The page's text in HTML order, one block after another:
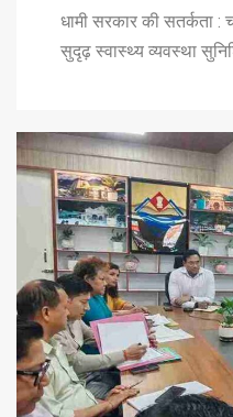
धामी सरकार की सतर्कता :
सुदृढ़ स्वास्थ्य व्यवस्था